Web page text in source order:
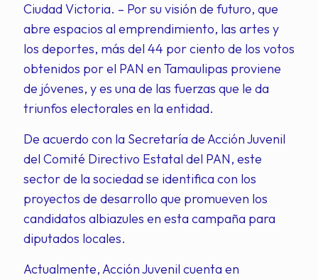
Ciudad Victoria. – Por su visión de futuro, que
abre espacios al emprendimiento, las artes y
los deportes, más del 44 por ciento de los votos
obtenidos por el PAN en Tamaulipas proviene
de jóvenes, y es una de las fuerzas que le da
triunfos electorales en la entidad.
De acuerdo con la Secretaría de Acción Juvenil
del Comité Directivo Estatal del PAN, este
sector de la sociedad se identifica con los
proyectos de desarrollo que promueven los
candidatos albiazules en esta campaña para
diputados locales.
Actualmente, Acción Juvenil cuenta en